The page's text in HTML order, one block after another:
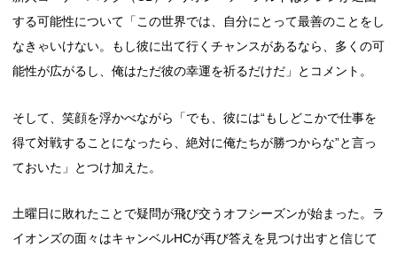
する可能性について「この世界では、自分にとって最善のことをし
なきゃいけない。もし彼に出て行くチャンスがあるなら、多くの可
能性が広がるし、俺はただ彼の幸運を祈るだけだ」とコメント。
そして、笑顔を浮かべながら「でも、彼には“もしどこかで仕事を
得て対戦することになったら、絶対に俺たちが勝つからな”と言っ
ておいた」とつけ加えた。
土曜日に敗れたことで疑問が飛び交うオフシーズンが始まった。ラ
イオンズの面々はキャンベルHCが再び答えを見つけ出すと信じて